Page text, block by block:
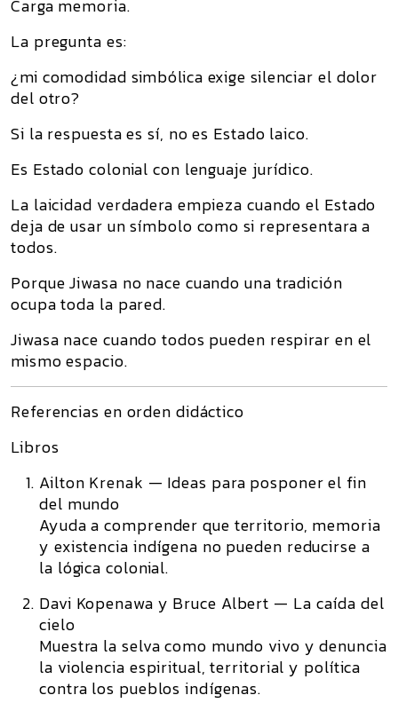
Carga memoria.
La pregunta es:
¿mi comodidad simbólica exige silenciar el dolor
del otro?
Si la respuesta es sí, no es Estado laico.
Es Estado colonial con lenguaje jurídico.
La laicidad verdadera empieza cuando el Estado
deja de usar un símbolo como si representara a
todos.
Porque Jiwasa no nace cuando una tradición
ocupa toda la pared.
Jiwasa nace cuando todos pueden respirar en el
mismo espacio.
Referencias en orden didáctico
Libros
Ailton Krenak — Ideas para posponer el fin
del mundo
Ayuda a comprender que territorio, memoria
y existencia indígena no pueden reducirse a
la lógica colonial.
Davi Kopenawa y Bruce Albert — La caída del
cielo
Muestra la selva como mundo vivo y denuncia
la violencia espiritual, territorial y política
contra los pueblos indígenas.